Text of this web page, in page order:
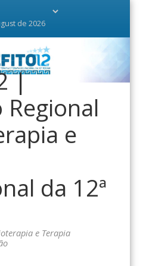
de 2026
|
Regional
e
da 12ª
e Terapia